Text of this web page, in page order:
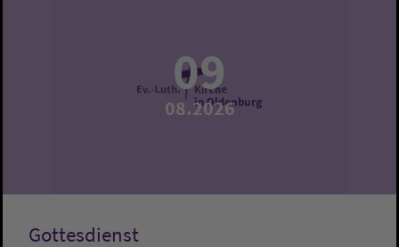
09
08.2026
Gottesdienst